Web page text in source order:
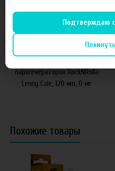
640 руб
парогенераторов RockNRolla
Lenny Cole, 120 мл, 0 мг
Похожие товары
Подтверждаю